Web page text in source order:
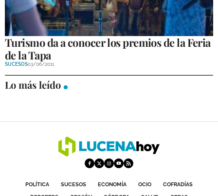
Turismo da a conocer los premios de la Feria
de la Tapa
SUCESOS03/06/2011
Lo más leído
POLÍTICA SUCESOS ECONOMÍA OCIO
COFRADÍAS